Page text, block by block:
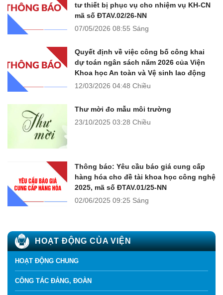
tư thiết bị phục vụ cho nhiệm vụ KH-CN
mã số ĐTAV.02/26-NN
07/05/2026 08:55 Sáng
Quyết định về việc công bố công khai
dự toán ngân sách năm 2026 của Viện
Khoa học An toàn và Vệ sinh lao động
12/03/2026 04:48 Chiều
Thư mời đo mẫu môi trường
23/10/2025 03:28 Chiều
Thông báo: Yêu cầu báo giá cung cấp
hàng hóa cho đề tài khoa học công nghệ
2025, mã số ĐTAV.01/25-NN
02/06/2025 09:25 Sáng
HOẠT ĐỘNG CỦA VIỆN
HOẠT ĐỘNG CHUNG
CÔNG TÁC ĐẢNG, ĐOÀN